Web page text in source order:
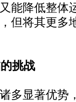
能降低整体
但将其更多
挑战
显著优势